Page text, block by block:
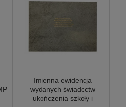
Imienna ewidencja
wydanych świadectw
ukończenia szkoły i